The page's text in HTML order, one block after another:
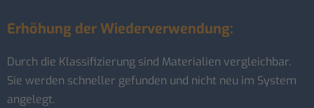
Erhöhung der Wiederverwendung:
Durch die Klassifizierung sind Materialien vergleichbar.
Sie werden schneller gefunden und nicht neu im System
angelegt.